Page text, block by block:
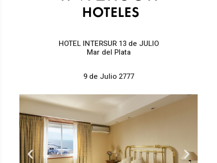
HOTEL INTERSUR 13 de JULIO
Mar del Plata
9 de Julio 2777